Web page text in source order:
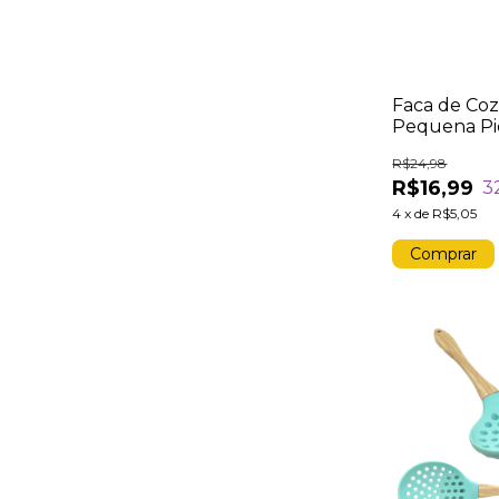
Faca de
Pequena
Branco
Preciso
R$16,99
R$24,98
4 xde R$5,05